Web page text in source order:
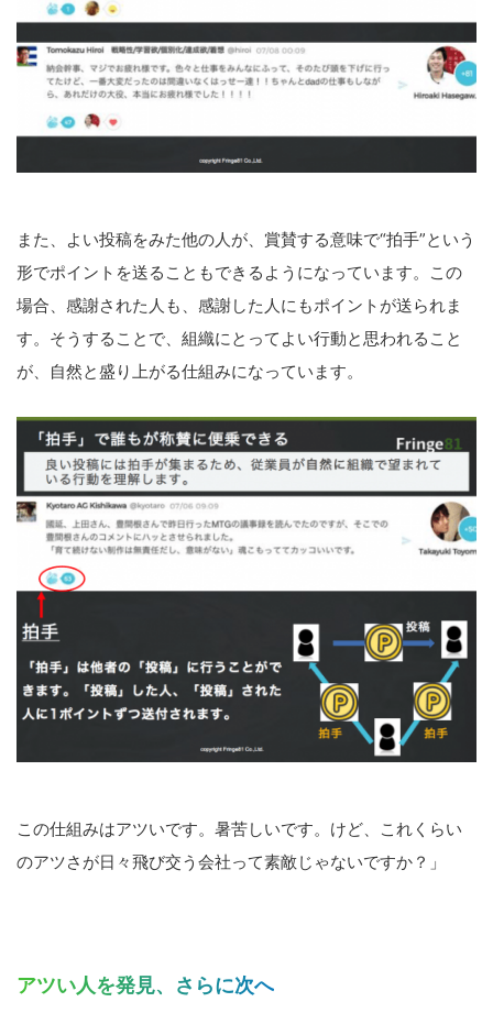
また、よい投稿をみた他の人が、賞賛する意味で“拍手”という
形でポイントを送ることもできるようになっています。この
場合、感謝された人も、感謝した人にもポイントが送られま
す。そうすることで、組織にとってよい行動と思われること
が、自然と盛り上がる仕組みになっています。
この仕組みはアツいです。暑苦しいです。けど、これくらい
のアツさが日々飛び交う会社って素敵じゃないですか？」
アツい人を発見、さらに次へ